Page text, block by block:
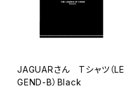
JAGUARさん Tシャツ（LE
GEND-B）Black